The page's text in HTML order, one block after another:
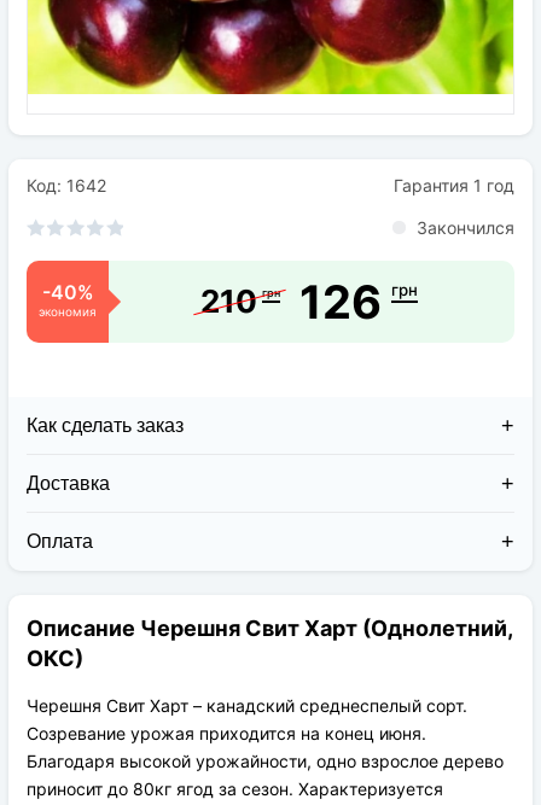
Удобрения
Средства защиты растений
Код: 1642 Гарантия 1 год
Закончился
-40%
экономия 210 грн 126 грн
Как сделать заказ
Доставка
курьерскими службами:
транспортировки вплоть до 14 дней (с учётом
хранения на складе).
Оплата
На карту приват банка перед отправкой;
По выставленному счёту (реквизитам
юридического лица);
Описание Черешня Свит Харт (Однолетний,
ОКС)
Черешня Свит Харт – канадский среднеспелый сорт.
Созревание урожая приходится на конец июня.
Благодаря высокой урожайности, одно взрослое дерево
приносит до 80кг ягод за сезон. Характеризуется